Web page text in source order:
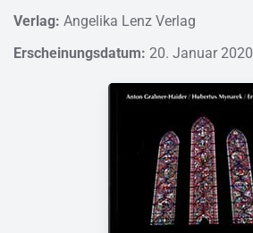
Verlag: Angelika Lenz Verlag
Erscheinungsdatum: 20. Januar 2020